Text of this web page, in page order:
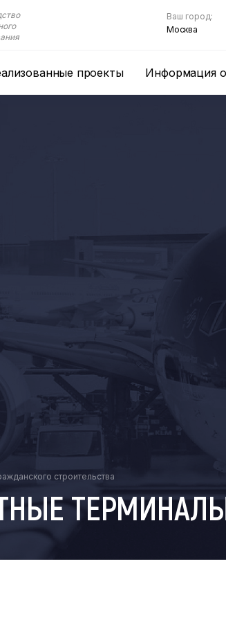
проекты Информация
Ваш город:
Москва
строительства